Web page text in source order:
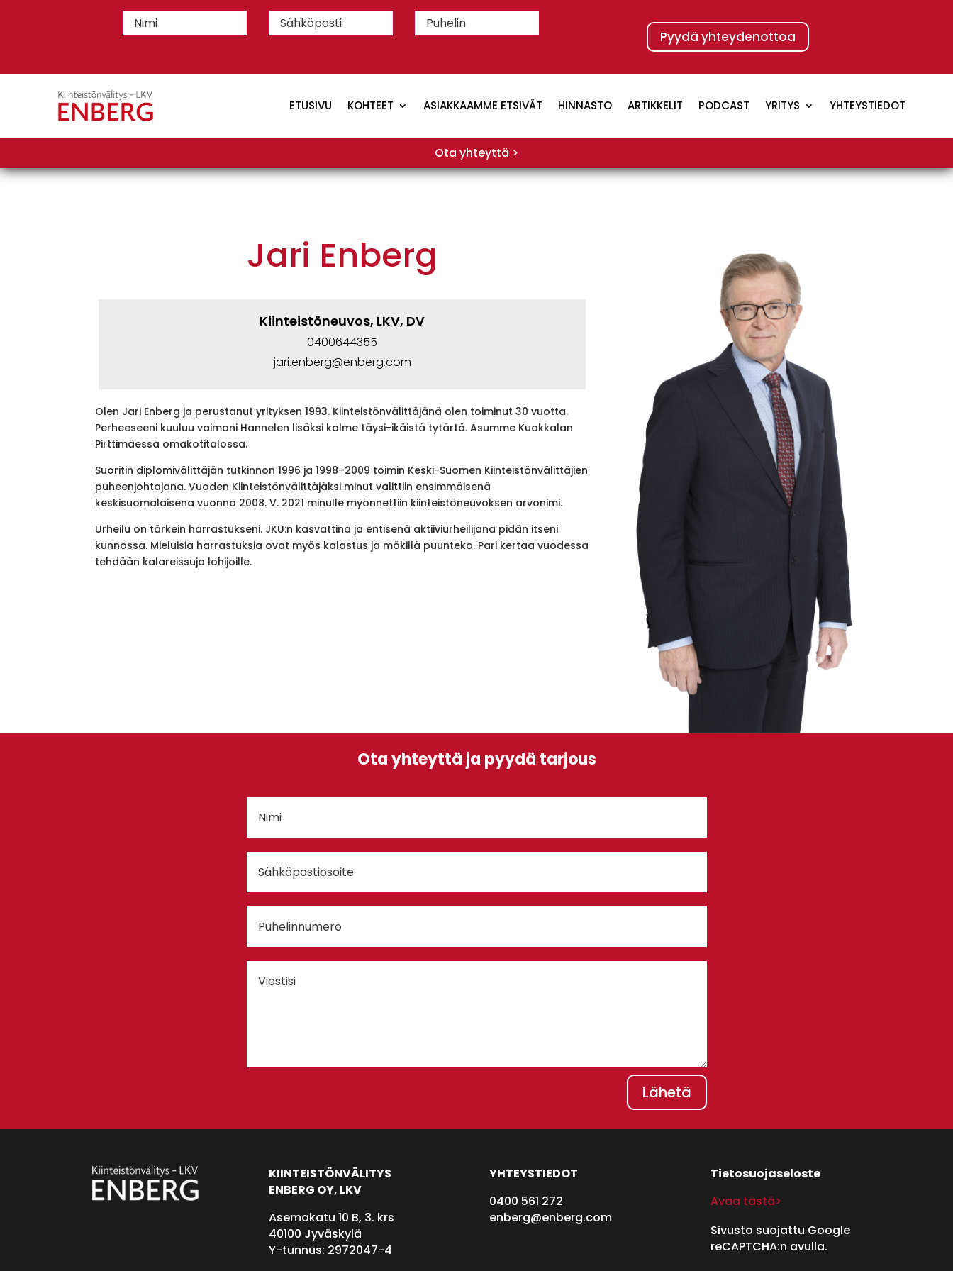
Pyydä yhteydenottoa
ETUSIVU KOHTEET ASIAKKAAMME ETSIVÄT HINNASTO ARTIKKELIT PODCAST YRITYS YHTEYSTIEDOT
Ota yhteyttä >
Jari Enberg
Kiinteistöneuvos, LKV, DV
0400644355
jari.enberg@enberg.com
Olen Jari Enberg ja perustanut yrityksen 1993. Kiinteistönvälittäjänä olen toiminut 30 vuotta.
Perheeseeni kuuluu vaimoni Hannelen lisäksi kolme täysi-ikäistä tytärtä. Asumme Kuokkalan
Pirttimäessä omakotitalossa.
Suoritin diplomivälittäjän tutkinnon 1996 ja 1998–2009 toimin Keski-Suomen Kiinteistönvälittäjien
puheenjohtajana. Vuoden Kiinteistönvälittäjäksi minut valittiin ensimmäisenä
keskisuomalaisena vuonna 2008. V. 2021 minulle myönnettiin kiinteistöneuvoksen arvonimi.
Urheilu on tärkein harrastukseni. JKU:n kasvattina ja entisenä aktiiviurheilijana pidän itseni
kunnossa. Mieluisia harrastuksia ovat myös kalastus ja mökillä puunteko. Pari kertaa vuodessa
tehdään kalareissuja lohijoille.
Ota yhteyttä ja pyydä tarjous
Lähetä
KIINTEISTÖNVÄLITYS
ENBERG OY, LKV
Asemakatu 10 B, 3. krs
40100 Jyväskylä
Y-tunnus: 2972047-4
YHTEYSTIEDOT
0400 561 272
enberg@enberg.com
Tietosuojaseloste
Avaa tästä>
Sivusto suojattu Google
reCAPTCHA:n avulla.